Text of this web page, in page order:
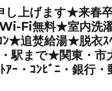
上げます★来春
Fi無料★室内洗
★追焚給湯★脱衣
駅まで★関東・市
ｰ・ｺﾝﾋﾞﾆ・銀行